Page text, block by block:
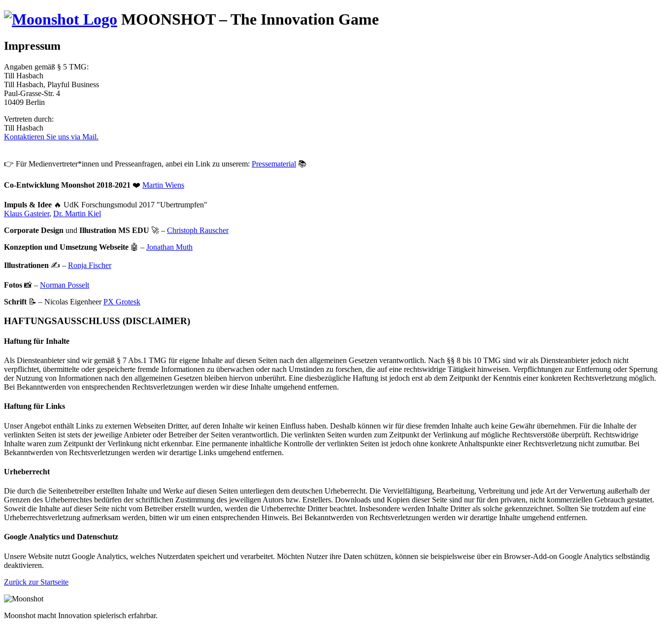
MOONSHOT – The Innovation Game
Impressum
Angaben gemäß § 5 TMG:
Till Hasbach
Till Hasbach, Playful Business
Paul-Grasse-Str. 4
10409 Berlin
Vertreten durch:
Till Hasbach
Kontaktieren Sie uns via Mail.
👉 Für Medienvertreter*innen und Presseanfragen, anbei ein Link zu unserem: Pressematerial 📚
Co-Entwicklung Moonshot 2018-2021 ❤️ Martin Wiens
Impuls & Idee 🔥 UdK Forschungsmodul 2017 "Ubertrumpfen"
Klaus Gasteier, Dr. Martin Kiel
Corporate Design und Illustration MS EDU 🚀 – Christoph Rauscher
Konzeption und Umsetzung Webseite 🤖 – Jonathan Muth
Illustrationen ✍️ – Ronja Fischer
Fotos 📸 – Norman Posselt
Schrift 📝 – Nicolas EigenheerPX Grotesk
HAFTUNGSAUSSCHLUSS (DISCLAIMER)
Haftung für Inhalte
Als Diensteanbieter sind wir gemäß § 7 Abs.1 TMG für eigene Inhalte auf diesen Seiten nach den allgemeinen Gesetzen verantwortlich. Nach §§ 8 bis 10 TMG sind wir als Diensteanbieter jedoch nicht
verpflichtet, übermittelte oder gespeicherte fremde Informationen zu überwachen oder nach Umständen zu forschen, die auf eine rechtswidrige Tätigkeit hinweisen. Verpflichtungen zur Entfernung oder Sperrung
der Nutzung von Informationen nach den allgemeinen Gesetzen bleiben hiervon unberührt. Eine diesbezügliche Haftung ist jedoch erst ab dem Zeitpunkt der Kenntnis einer konkreten Rechtsverletzung möglich.
Bei Bekanntwerden von entsprechenden Rechtsverletzungen werden wir diese Inhalte umgehend entfernen.
Haftung für Links
Unser Angebot enthält Links zu externen Webseiten Dritter, auf deren Inhalte wir keinen Einfluss haben. Deshalb können wir für diese fremden Inhalte auch keine Gewähr übernehmen. Für die Inhalte der
verlinkten Seiten ist stets der jeweilige Anbieter oder Betreiber der Seiten verantwortlich. Die verlinkten Seiten wurden zum Zeitpunkt der Verlinkung auf mögliche Rechtsverstöße überprüft. Rechtswidrige
Inhalte waren zum Zeitpunkt der Verlinkung nicht erkennbar. Eine permanente inhaltliche Kontrolle der verlinkten Seiten ist jedoch ohne konkrete Anhaltspunkte einer Rechtsverletzung nicht zumutbar. Bei
Bekanntwerden von Rechtsverletzungen werden wir derartige Links umgehend entfernen.
Urheberrecht
Die durch die Seitenbetreiber erstellten Inhalte und Werke auf diesen Seiten unterliegen dem deutschen Urheberrecht. Die Vervielfältigung, Bearbeitung, Verbreitung und jede Art der Verwertung außerhalb der
Grenzen des Urheberrechtes bedürfen der schriftlichen Zustimmung des jeweiligen Autors bzw. Erstellers. Downloads und Kopien dieser Seite sind nur für den privaten, nicht kommerziellen Gebrauch gestattet.
Soweit die Inhalte auf dieser Seite nicht vom Betreiber erstellt wurden, werden die Urheberrechte Dritter beachtet. Insbesondere werden Inhalte Dritter als solche gekennzeichnet. Sollten Sie trotzdem auf eine
Urheberrechtsverletzung aufmerksam werden, bitten wir um einen entsprechenden Hinweis. Bei Bekanntwerden von Rechtsverletzungen werden wir derartige Inhalte umgehend entfernen.
Google Analytics und Datenschutz
Unsere Website nutzt Google Analytics, welches Nutzerdaten speichert und verarbeitet. Möchten Nutzer ihre Daten schützen, können sie beispielsweise über ein Browser-Add-on Google Analytics selbständig
deaktivieren.
Zurück zur Startseite
Moonshot macht Innovation spielerisch erfahrbar.